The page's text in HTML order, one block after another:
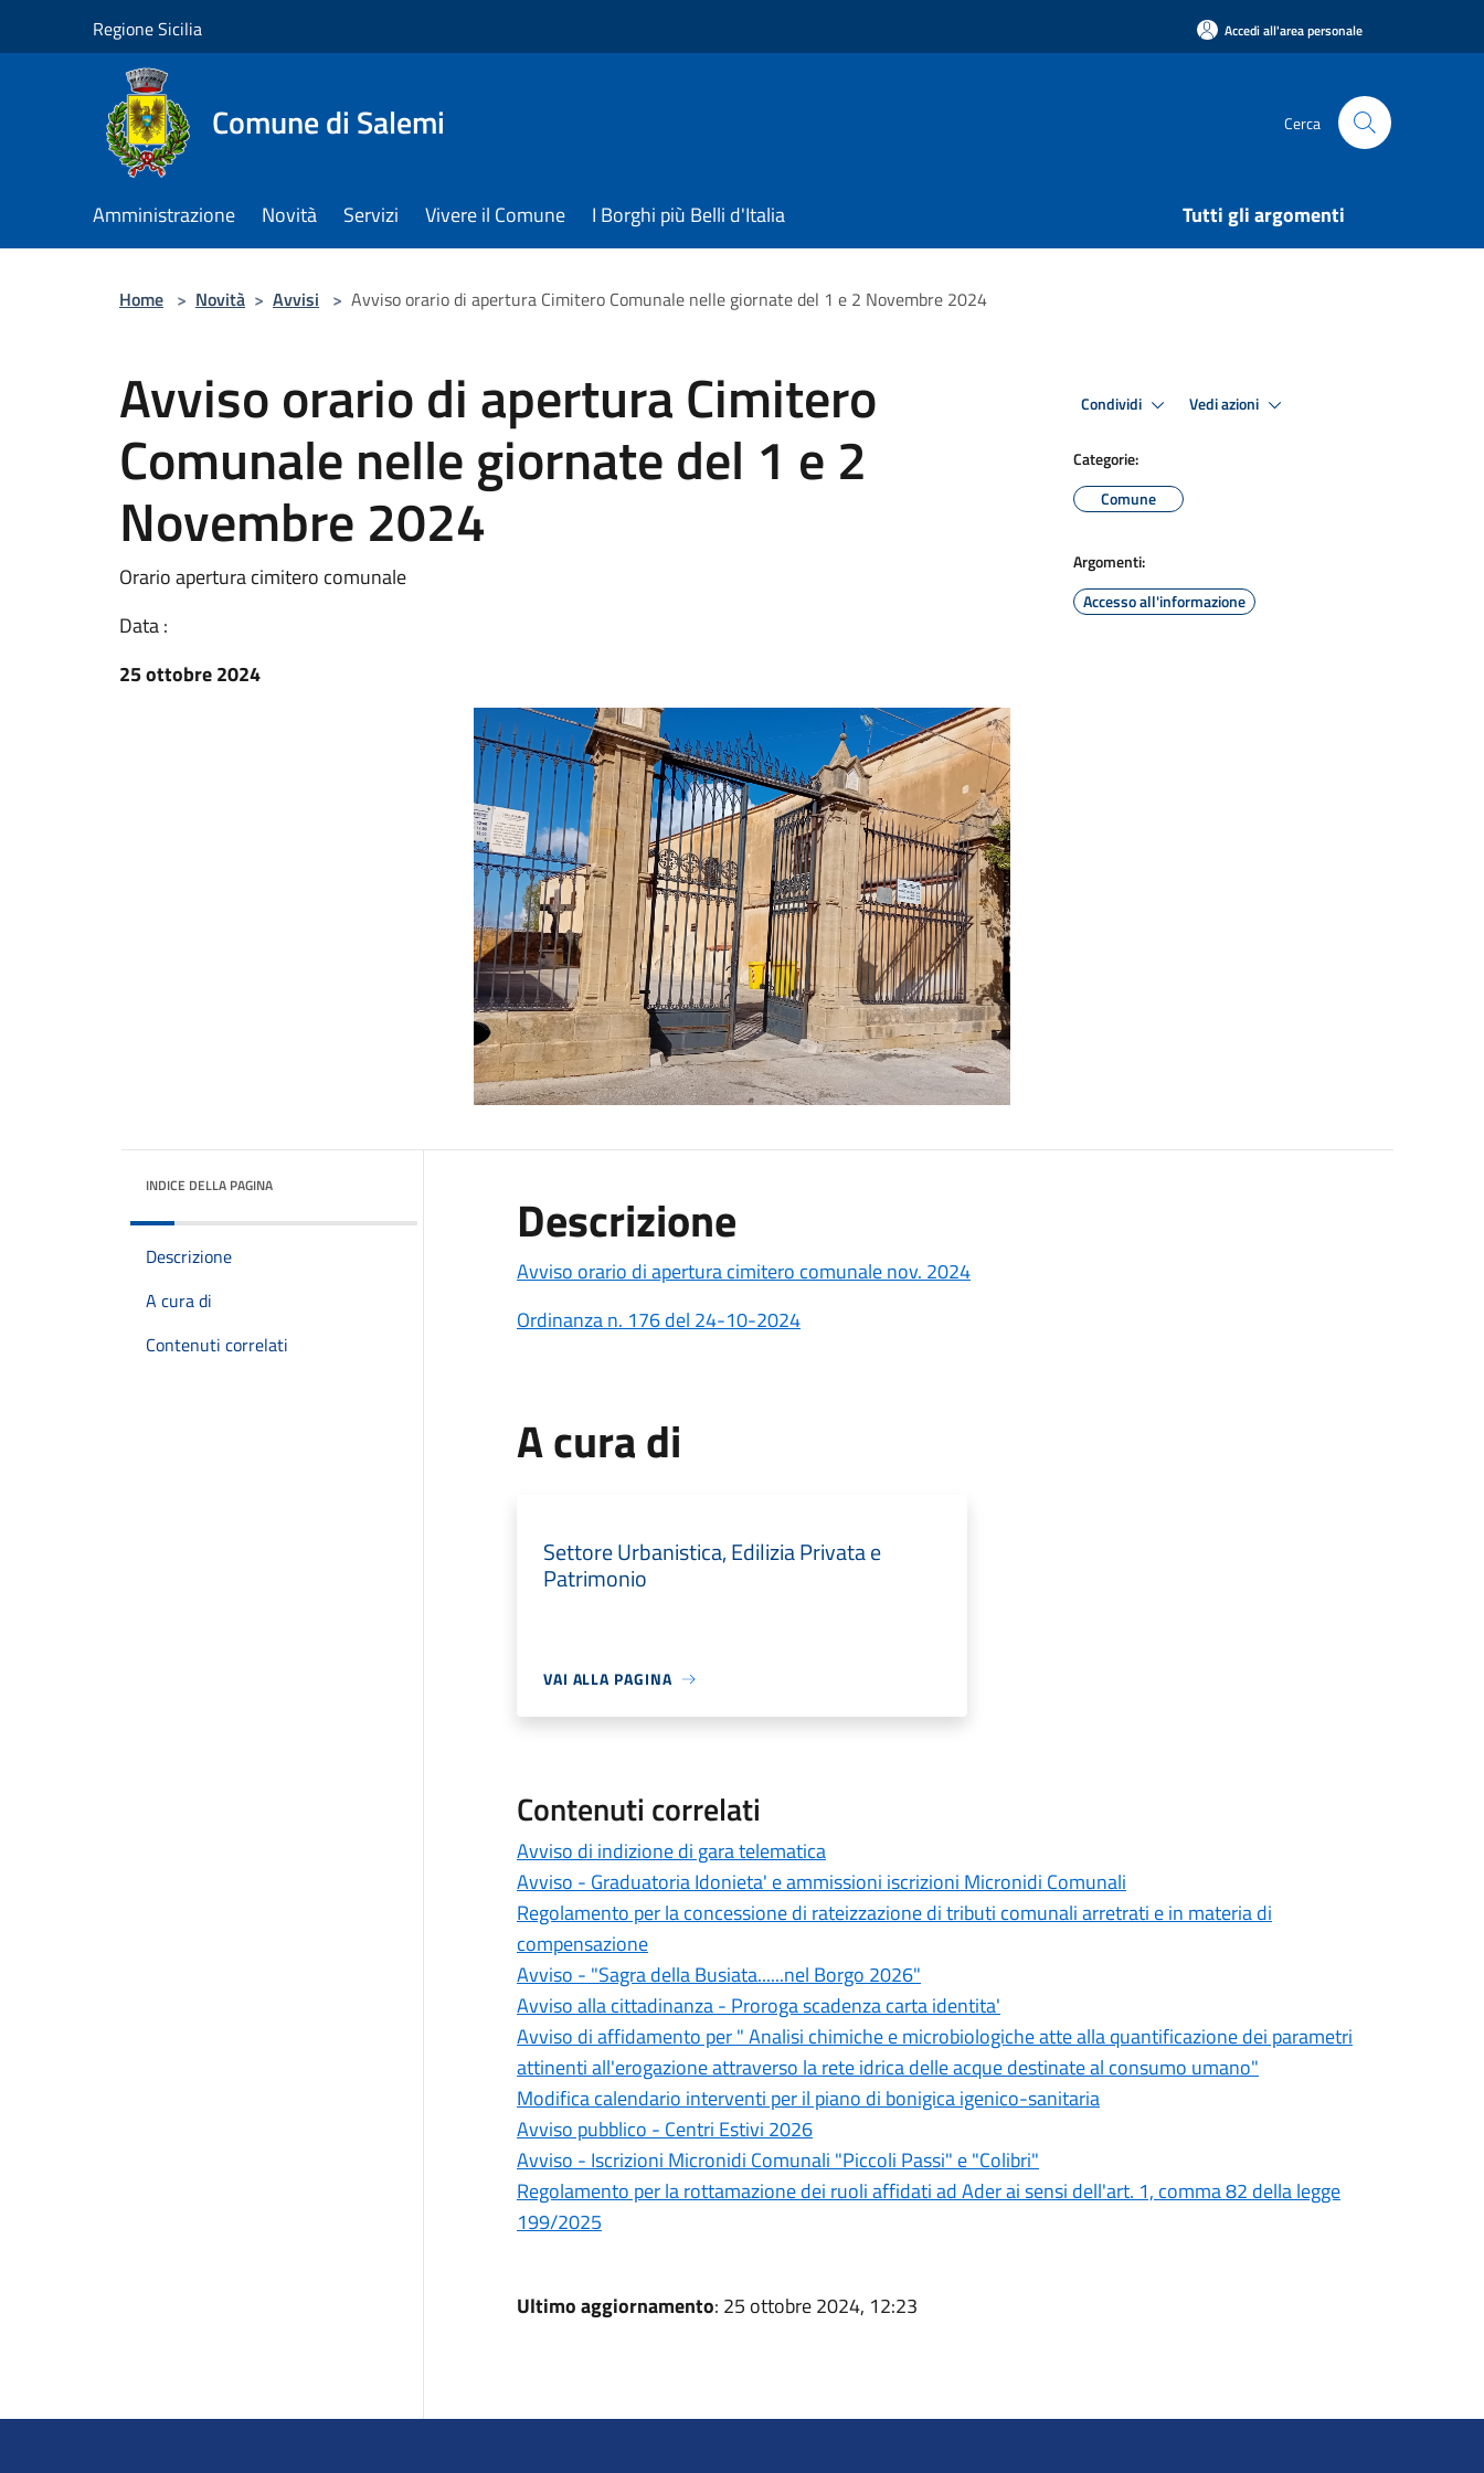
Regione Sicilia Accedi all'area personale
Comune di Salemi Cerca
Amministrazione Novità Servizi Vivere il Comune I Borghi più Belli d'Italia Tutti gli argomenti
Home > Novità > Avvisi > Avviso orario di apertura Cimitero Comunale nelle giornate del 1 e 2 Novembre 2024
Avviso orario di apertura Cimitero
Comunale nelle giornate del 1 e 2
Novembre 2024
Orario apertura cimitero comunale
Data :
25 ottobre 2024
Condividi Vedi azioni
Categorie:
Comune
Argomenti:
Accesso all'informazione
INDICE DELLA PAGINA
Descrizione
A cura di
Contenuti correlati
Descrizione
Avviso orario di apertura cimitero comunale nov. 2024
Ordinanza n. 176 del 24-10-2024
A cura di
Settore Urbanistica, Edilizia Privata e
Patrimonio
VAI ALLA PAGINA
Contenuti correlati
Avviso di indizione di gara telematica
Avviso - Graduatoria Idonieta' e ammissioni iscrizioni Micronidi Comunali
Regolamento per la concessione di rateizzazione di tributi comunali arretrati e in materia di
compensazione
Avviso - "Sagra della Busiata......nel Borgo 2026"
Avviso alla cittadinanza - Proroga scadenza carta identita'
Avviso di affidamento per " Analisi chimiche e microbiologiche atte alla quantificazione dei parametri
attinenti all'erogazione attraverso la rete idrica delle acque destinate al consumo umano"
Modifica calendario interventi per il piano di bonigica igenico-sanitaria
Avviso pubblico - Centri Estivi 2026
Avviso - Iscrizioni Micronidi Comunali "Piccoli Passi" e "Colibri"
Regolamento per la rottamazione dei ruoli affidati ad Ader ai sensi dell'art. 1, comma 82 della legge
199/2025
Ultimo aggiornamento: 25 ottobre 2024, 12:23